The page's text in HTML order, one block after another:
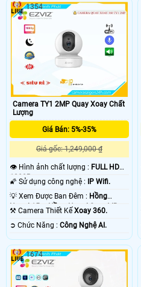
Camera TY1 2MP Quay Xoay Chất
Lượng
Giá Bán: 5%-35%
Giá gốc: 1,249,000 ₫
👁 Hình ảnh chất lượng : FULL HD
1080P .
🌠 Sử dụng công nghệ :
IP Wifi.
💡 Xem Được Ban Đêm : Hồng
Ngoại 15m Hồng Ngoại Smart IR.
⚒ Camera Thiết Kế Xoay 360.
️➲ Chức Năng : Công Nghệ AI.
1354
1674